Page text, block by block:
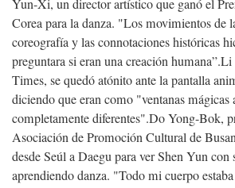
Yun-Xi, un director artístico que ganó el
Corea para la danza. "Los movimientos de
coreografía y las connotaciones históricas
preguntara si eran una creación humana”.Li
Times, se quedó atónito ante la pantalla
diciendo que eran como "ventanas mágicas
completamente diferentes".Do Yong-Bok,
Asociación de Promoción Cultural de
desde Seúl a Daegu para ver Shen Yun con
aprendiendo danza. "Todo mi cuerpo